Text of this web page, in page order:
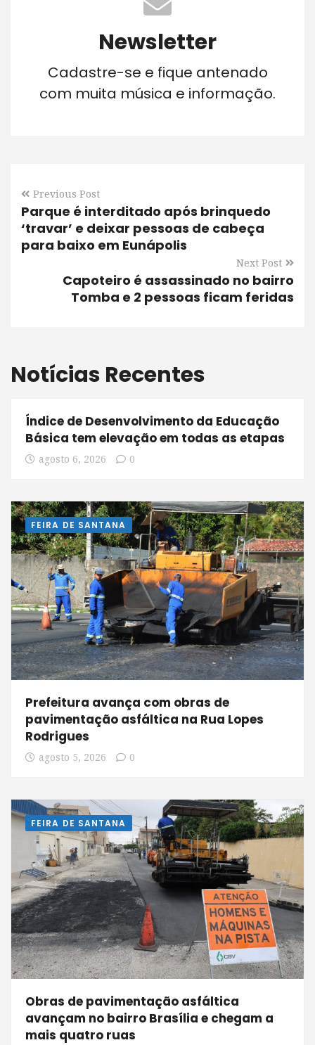
Newsletter
Cadastre-se e fique antenado
com muita música e informação.
Previous Post
Parque é interditado após brinquedo
‘travar’ e deixar pessoas de cabeça
para baixo em Eunápolis
Next Post
Capoteiro é assassinado no bairro
Tomba e 2 pessoas ficam feridas
Notícias Recentes
Índice de Desenvolvimento da Educação
Básica tem elevação em todas as etapas
agosto 6, 2026 0
FEIRA DE SANTANA
Prefeitura avança com obras de
pavimentação asfáltica na Rua Lopes
Rodrigues
agosto 5, 2026 0
FEIRA DE SANTANA
Obras de pavimentação asfáltica
avançam no bairro Brasília e chegam a
mais quatro ruas